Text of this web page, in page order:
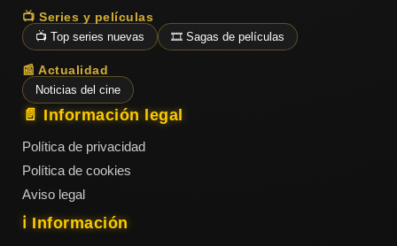
📺 Series y películas
📺 Top series nuevas 🎞️ Sagas de películas
📰 Actualidad
Noticias del cine
📄 Información legal
Política de privacidad
Política de cookies
Aviso legal
ℹ️ Información